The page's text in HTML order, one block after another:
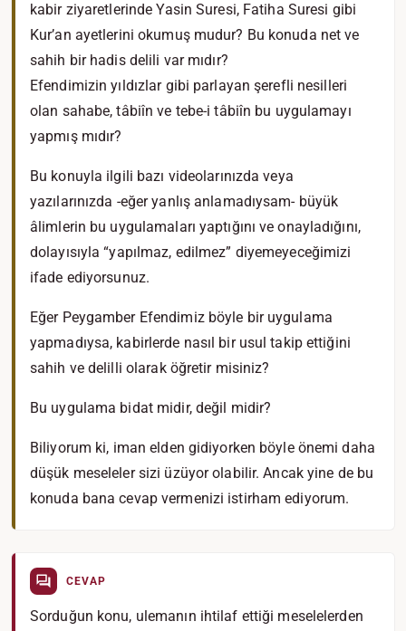
kabir ziyaretlerinde Yasin Suresi, Fatiha Suresi gibi
Kur’an ayetlerini okumuş mudur? Bu konuda net ve
sahih bir hadis delili var mıdır?
Efendimizin yıldızlar gibi parlayan şerefli nesilleri
olan sahabe, tâbiîn ve tebe-i tâbiîn bu uygulamayı
yapmış mıdır?
Bu konuyla ilgili bazı videolarınızda veya
yazılarınızda -eğer yanlış anlamadıysam- büyük
âlimlerin bu uygulamaları yaptığını ve onayladığını,
dolayısıyla “yapılmaz, edilmez” diyemeyeceğimizi
ifade ediyorsunuz.
Eğer Peygamber Efendimiz böyle bir uygulama
yapmadıysa, kabirlerde nasıl bir usul takip ettiğini
sahih ve delilli olarak öğretir misiniz?
Bu uygulama bidat midir, değil midir?
Biliyorum ki, iman elden gidiyorken böyle önemi daha
düşük meseleler sizi üzüyor olabilir. Ancak yine de bu
konuda bana cevap vermenizi istirham ediyorum.
CEVAP
Sorduğun konu, ulemanın ihtilaf ettiği meselelerden